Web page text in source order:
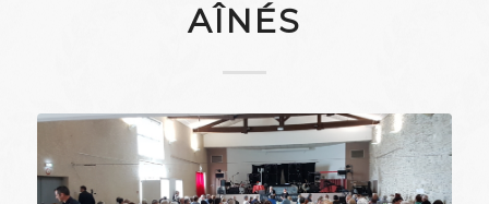
AÎNÉS